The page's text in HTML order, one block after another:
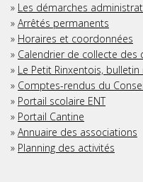
» Les démarches
» Arrêtés permanents
» Horaires et coordonnées
» Calendrier de collecte des
» Le Petit Rinxentois,
» Comptes-rendus du
» Portail scolaire ENT
» Portail Cantine
» Annuaire des associations
» Planning des activités